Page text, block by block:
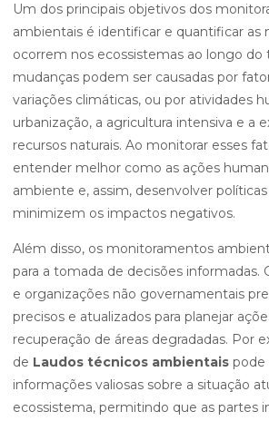
Um dos principais objetivos dos
ambientais é identificar e quantificar as
ocorrem nos ecossistemas ao longo do
mudanças podem ser causadas por
variações climáticas, ou por atividades
urbanização, a agricultura intensiva e a
recursos naturais. Ao monitorar esses
entender melhor como as ações
ambiente e, assim, desenvolver
minimizem os impactos negativos.
Além disso, os monitoramentos
para a tomada de decisões informadas.
e organizações não governamentais
precisos e atualizados para planejar
recuperação de áreas degradadas. Por
de Laudos técnicos ambientais pode
informações valiosas sobre a situação
ecossistema, permitindo que as partes